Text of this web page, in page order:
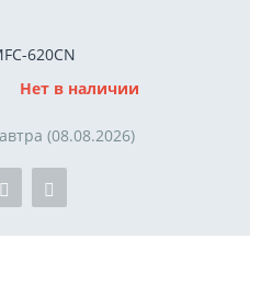
620CN
Нет в наличии
(08.08.2026)